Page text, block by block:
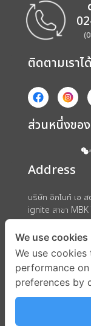
ติดตามเราไ
ส่วนหนึ่งขอ
Address
บริษัท อิกไนท์ เอ
ignite สาขา
ถนนพญาไท แขวง
We use cookies
We use
performance
preferences by